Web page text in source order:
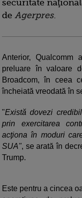
securitate
de Agerpres.
Anterior, Qualcomm
preluare în valoare
Broadcom, în ceea
încheiată vreodată în
"Există dovezi
prin exercitarea
acţiona în moduri
SUA", se arată în
Trump.
Este pentru a cincea